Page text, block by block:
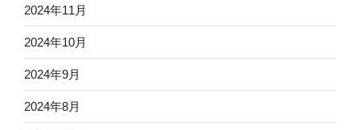
2024年11月
2024年10月
2024年9月
2024年8月